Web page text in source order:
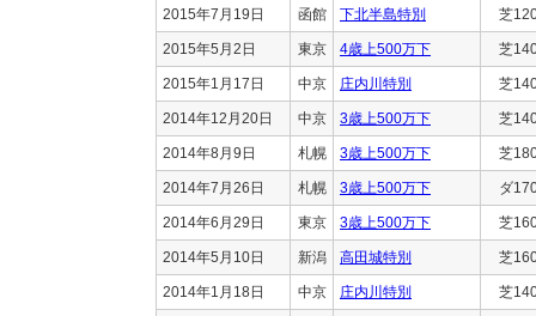
2015年7月19日 函館 下北半島特別 芝
2015年5月2日 東京 4歳上500万下 芝
2015年1月17日 中京 庄内川特別 芝
2014年12月20日 中京 3歳上500万下 芝
2014年8月9日 札幌 3歳上500万下 芝
2014年7月26日 札幌 3歳上500万下 ダ
2014年6月29日 東京 3歳上500万下 芝
2014年5月10日 新潟 高田城特別 芝
2014年1月18日 中京 庄内川特別 芝